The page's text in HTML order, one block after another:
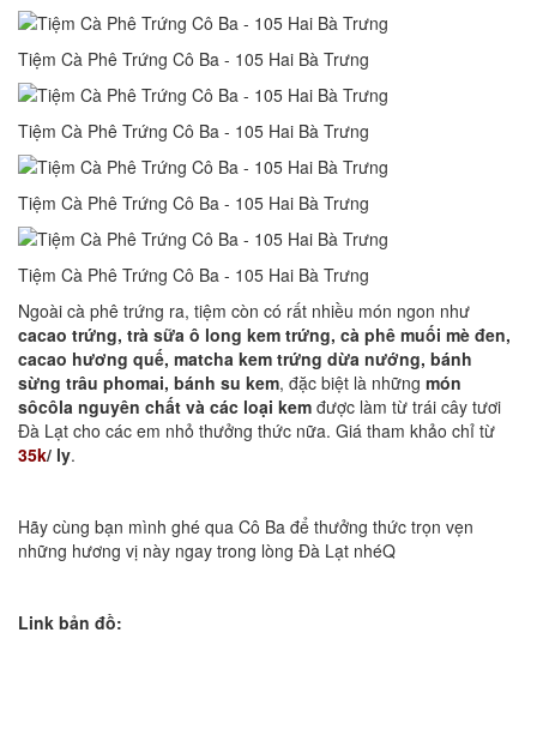
Tiệm Cà Phê Trứng Cô Ba - 105 Hai Bà Trưng
Tiệm Cà Phê Trứng Cô Ba - 105 Hai Bà Trưng
Tiệm Cà Phê Trứng Cô Ba - 105 Hai Bà Trưng
Tiệm Cà Phê Trứng Cô Ba - 105 Hai Bà Trưng
Ngoài cà phê trứng ra, tiệm còn có rất nhiều món ngon như
cacao trứng, trà sữa ô long kem trứng, cà phê muối mè đen,
cacao hương quế, matcha kem trứng dừa nướng, bánh
sừng trâu phomai, bánh su kem, đặc biệt là những món
sôcôla nguyên chất và các loại kem được làm từ trái cây tươi
Đà Lạt cho các em nhỏ thưởng thức nữa. Giá tham khảo chỉ từ
35k/ ly.
Hãy cùng bạn mình ghé qua Cô Ba để thưởng thức trọn vẹn
những hương vị này ngay trong lòng Đà Lạt nhéQ
Link bản đồ: